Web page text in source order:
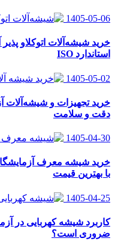
1405-05-06
خرید شیشه‌آلات اتوکلاو
استاندارد ISO
1405-05-02
خرید تجهیزات و شیشه‌آلات
دقت و سلامت
1405-04-30
خرید شیشه معرف
با بهترین قیمت
1405-04-25
کاربرد شیشه کهربایی در
ضروری است؟